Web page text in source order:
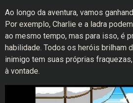
Ao longo da aventura, vamos
Por exemplo, Charlie e a ladra
ao mesmo tempo, mas para isso, é
habilidade. Todos os heróis brilham
inimigo tem suas próprias
à vontade.